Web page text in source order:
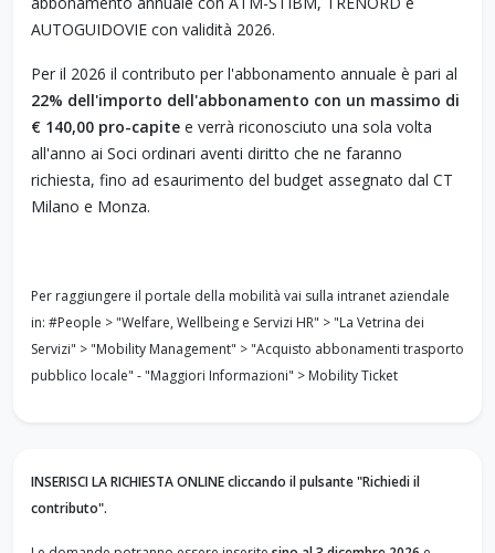
AUTOGUIDOVIE con validità 2026.
Per il 2026 il contributo per l'abbonamento annuale è pari al
22% dell'importo dell'abbonamento con un massimo di
€ 140,00 pro-capite e verrà riconosciuto una sola volta
all'anno ai Soci ordinari aventi diritto che ne faranno
richiesta, fino ad esaurimento del budget assegnato dal CT
Milano e Monza.
Per raggiungere il portale della mobilità vai sulla intranet aziendale
in: #People > "Welfare, Wellbeing e Servizi HR" > "La Vetrina dei
Servizi" > "Mobility Management" > "Acquisto abbonamenti trasporto
pubblico locale" - "Maggiori Informazioni" > Mobility Ticket
INSERISCI LA RICHIESTA ONLINE cliccando il pulsante "Richiedi il
contributo".